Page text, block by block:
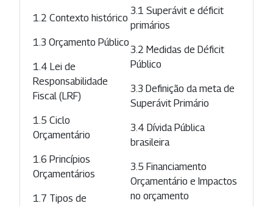
1.2 Contexto histórico
1.3 Orçamento Público
1.4 Lei de
Responsabilidade
Fiscal (LRF)
1.5 Ciclo
Orçamentário
1.6 Princípios
Orçamentários
1.7 Tipos de
3.1 Superávit e déficit
primários
3.2 Medidas de Déficit
Público
3.3 Definição da meta de
Superávit Primário
3.4 Dívida Pública
brasileira
3.5 Financiamento
Orçamentário e Impactos
no orçamento